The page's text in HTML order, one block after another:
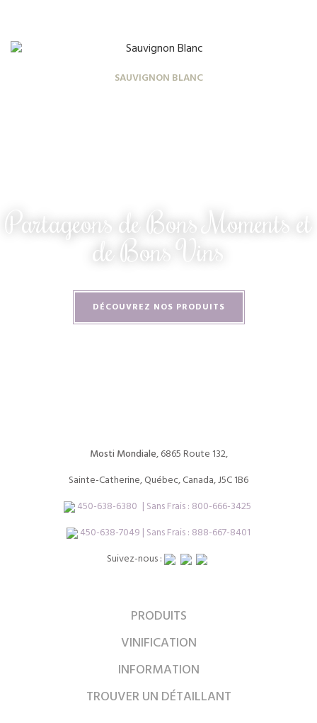
SAUVIGNON BLANC
Partageons de Bons Moments et
de Bons Vins
DÉCOUVREZ NOS PRODUITS
Mosti Mondiale, 6865 Route 132,
Sainte-Catherine, Québec, Canada, J5C 1B6
450-638-6380 | Sans Frais : 800-666-3425
450-638-7049 | Sans Frais : 888-667-8401
Suivez-nous :
PRODUITS
VINIFICATION
INFORMATION
TROUVER UN DÉTAILLANT